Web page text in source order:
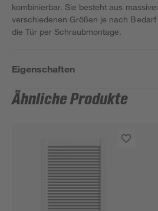
kombinierbar. Sie besteht aus
verschiedenen Größen je nach
die Tür per Schraubmontage.
Eigenschaften
Ähnliche Produkte